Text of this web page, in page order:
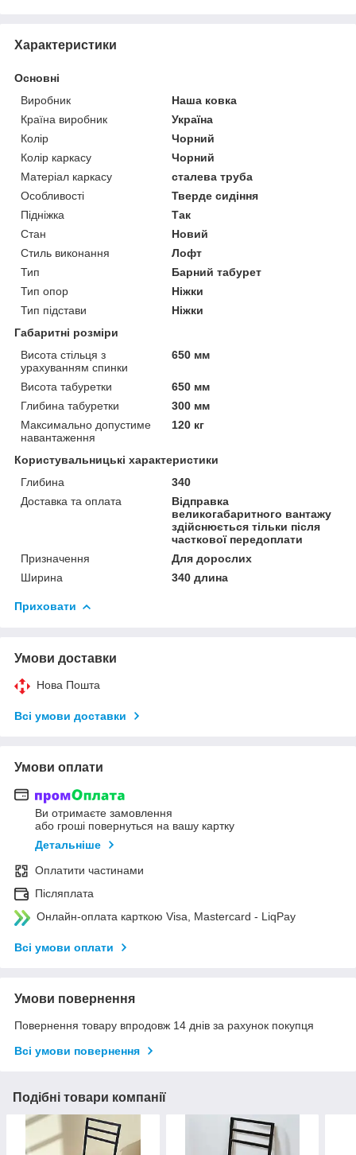
Характеристики
Основні
Виробник
Наша ковка
Країна виробник
Україна
Колір
Чорний
Колір каркасу
Чорний
Матеріал каркасу
сталева труба
Особливості
Тверде сидіння
Підніжка
Так
Стан
Новий
Стиль виконання
Лофт
Тип
Барний табурет
Тип опор
Ніжки
Тип підстави
Ніжки
Габаритні розміри
Висота стільця з
урахуванням спинки
650 мм
Висота табуретки
650 мм
Глибина табуретки
300 мм
Максимально допустиме
навантаження
120 кг
Користувальницькі характеристики
Глибина
340
Доставка та оплата
Відправка
великогабаритного вантажу
здійснюється тільки після
часткової передоплати
Призначення
Для дорослих
Ширина
340 длина
Приховати
Умови доставки
Нова Пошта
Всі умови доставки
Умови оплати
Ви отримаєте замовлення
або гроші повернуться на вашу картку
Детальніше
Оплатити частинами
Післяплата
Онлайн-оплата карткою Visa, Mastercard - LiqPay
Всі умови оплати
Умови повернення
Повернення товару впродовж 14 днів за рахунок покупця
Всі умови повернення
Подібні товари компанії